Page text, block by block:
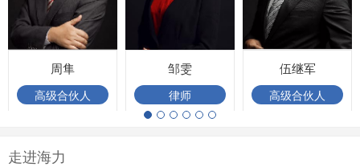
周隼
高级合伙人
邹雯
律师
伍继军
高级合伙人
走进海力